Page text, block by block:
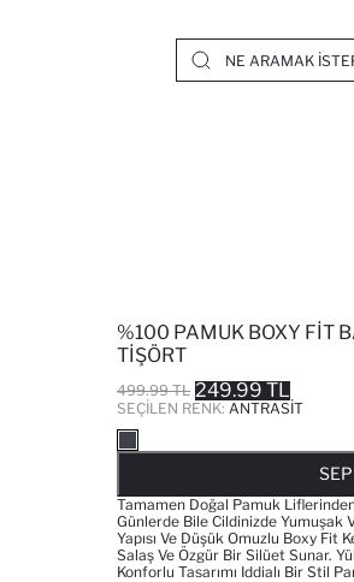
%100 PAMUK BOXY FIT
TIŞÖRT
499.99 TL 249.99 TL
SEÇILEN RENK: ANTRASIT
Tamamen Doğal Pamuk
Günlerde Bile Cildinizde Yumuşak
Yapısı Ve Düşük Omuzlu Boxy Fit
Salaş Ve Özgür Bir Silüet Sunar.
Konforlu Tasarımı Iddialı Bir Stil